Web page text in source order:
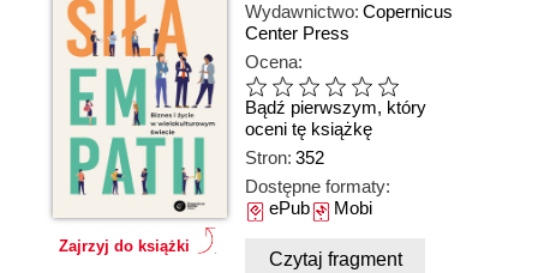
Zajrzyj do książki
Wydawnictwo: Copernicus
Center Press
Ocena:
Bądź pierwszym, który
oceni tę książkę
Stron: 352
Dostępne formaty:
ePubMobi
Czytaj fragment